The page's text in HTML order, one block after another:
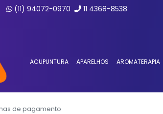
(11) 94072-0970 11 4368-8538
ACUPUNTURA APARELHOS AROMATERAPIA
de pagamento